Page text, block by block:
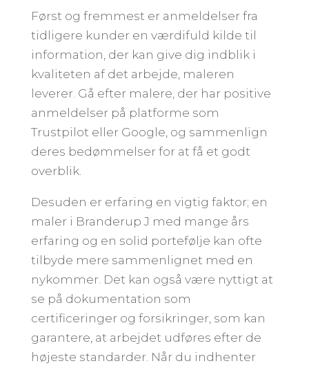
Først og fremmest er anmeldelser fra
tidligere kunder en værdifuld kilde til
information, der kan give dig indblik i
kvaliteten af det arbejde, maleren
leverer. Gå efter malere, der har positive
anmeldelser på platforme som
Trustpilot eller Google, og sammenlign
deres bedømmelser for at få et godt
overblik.
Desuden er erfaring en vigtig faktor; en
maler i Branderup J med mange års
erfaring og en solid portefølje kan ofte
tilbyde mere sammenlignet med en
nykommer. Det kan også være nyttigt at
se på dokumentation som
certificeringer og forsikringer, som kan
garantere, at arbejdet udføres efter de
højeste standarder. Når du indhenter